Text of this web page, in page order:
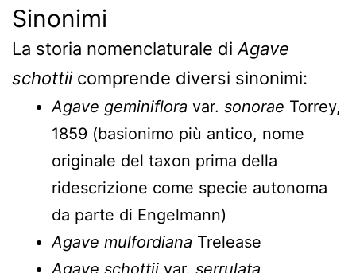
Sinonimi
La storia nomenclaturale di Agave
schottiicomprende diversi sinonimi:
Agave geminiflora var. sonorae Torrey,
1859 (basionimo più antico, nome
originale del taxon prima della
ridescrizione come specie autonoma
da parte di Engelmann)
Agave mulfordiana Trelease
Agave schottii var. serrulata